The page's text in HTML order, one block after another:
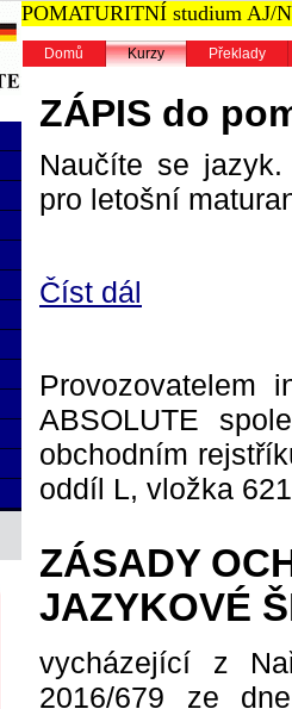
POMATURITNÍ studium AJ/
Domů Kurzy Překlady
ZÁPIS do
Naučíte se
pro letošní
Číst dál
Provozovatelem
ABSOLUTE
obchodním
oddíl L, vložka
ZÁSADY
JAZYKOVÉ
vycházející z
2016/679 ze